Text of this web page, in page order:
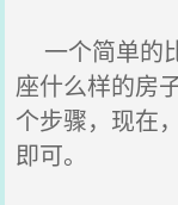
一个简单的
座什么样的房
个步骤，现在
即可。